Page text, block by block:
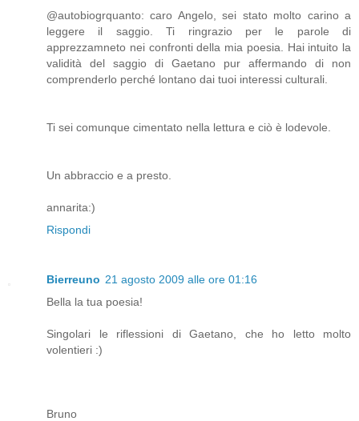
@autobiogrquanto: caro Angelo, sei stato molto carino a
leggere il saggio. Ti ringrazio per le parole di
apprezzamneto nei confronti della mia poesia. Hai intuito la
validità del saggio di Gaetano pur affermando di non
comprenderlo perché lontano dai tuoi interessi culturali.
Ti sei comunque cimentato nella lettura e ciò è lodevole.
Un abbraccio e a presto.
annarita:)
Rispondi
Bierreuno 21 agosto 2009 alle ore 01:16
Bella la tua poesia!
Singolari le riflessioni di Gaetano, che ho letto molto
volentieri :)
Bruno